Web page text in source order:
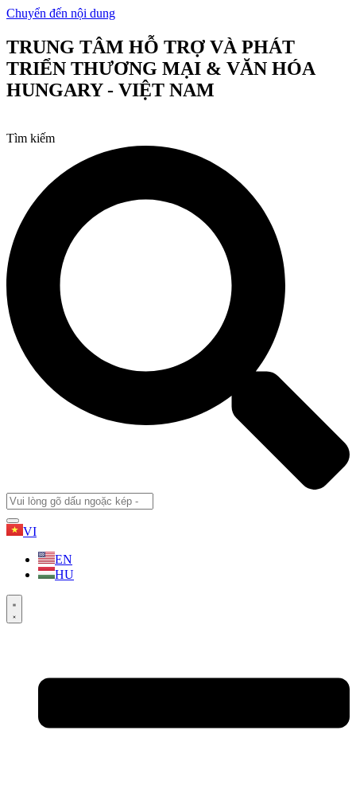
Chuyển đến nội dung
TRUNG TÂM HỖ TRỢ VÀ PHÁT
TRIỂN THƯƠNG MẠI & VĂN HÓA
HUNGARY - VIỆT NAM
Tìm kiếm
VI
EN
HU